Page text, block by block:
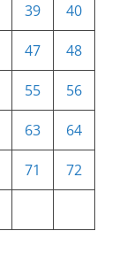
39 40
47 48
55 56
63 64
71 72